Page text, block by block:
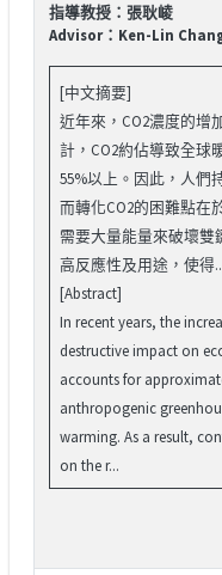
指導教授：張耿崚
Advisor：Ken-Lin
[中文摘要]
近年來，CO2濃度的增
計，CO2約佔導致全球
55%以上。因此，人們
而轉化CO2的困難點在
需要大量能量來破壞雙
高反應性及用途，使得
[Abstract]
In recent years, the
destructive impact on
accounts for
anthropogenic
warming. As a result,
on the r...